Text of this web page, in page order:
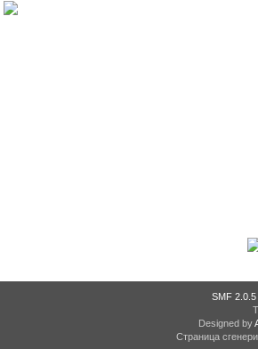
SMF 2.0.5
Designed by
Страница